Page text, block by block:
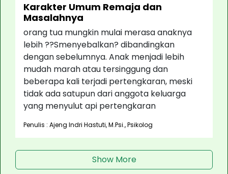
Karakter Umum Remaja dan
Masalahnya
orang tua mungkin mulai merasa anaknya
lebih ??Smenyebalkan? dibandingkan
dengan sebelumnya. Anak menjadi lebih
mudah marah atau tersinggung dan
beberapa kali terjadi pertengkaran, meski
tidak ada satupun dari anggota keluarga
yang menyulut api pertengkaran
Penulis : Ajeng Indri Hastuti, M.Psi., Psikolog
Show More